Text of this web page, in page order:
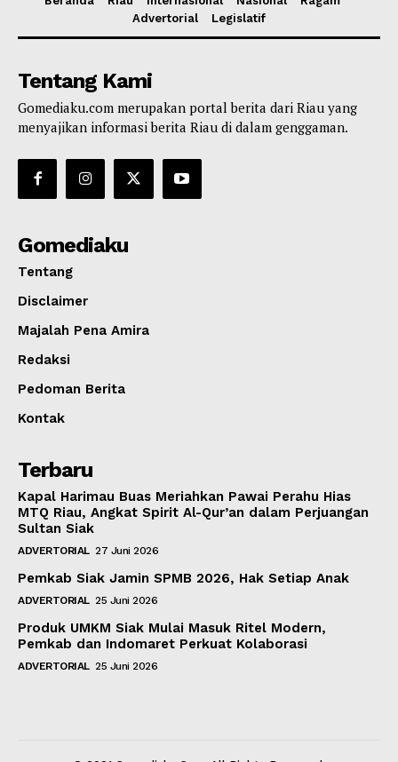
Advertorial
Legislatif
Tentang Kami
Gomediaku.com merupakan portal berita dari Riau yang
menyajikan informasi berita Riau di dalam genggaman.
Gomediaku
Tentang
Disclaimer
Majalah Pena Amira
Redaksi
Pedoman Berita
Kontak
Terbaru
Kapal Harimau Buas Meriahkan Pawai Perahu Hias
MTQ Riau, Angkat Spirit Al-Qur’an dalam Perjuangan
Sultan Siak
ADVERTORIAL 27 Juni 2026
Pemkab Siak Jamin SPMB 2026, Hak Setiap Anak
ADVERTORIAL 25 Juni 2026
Produk UMKM Siak Mulai Masuk Ritel Modern,
Pemkab dan Indomaret Perkuat Kolaborasi
ADVERTORIAL 25 Juni 2026